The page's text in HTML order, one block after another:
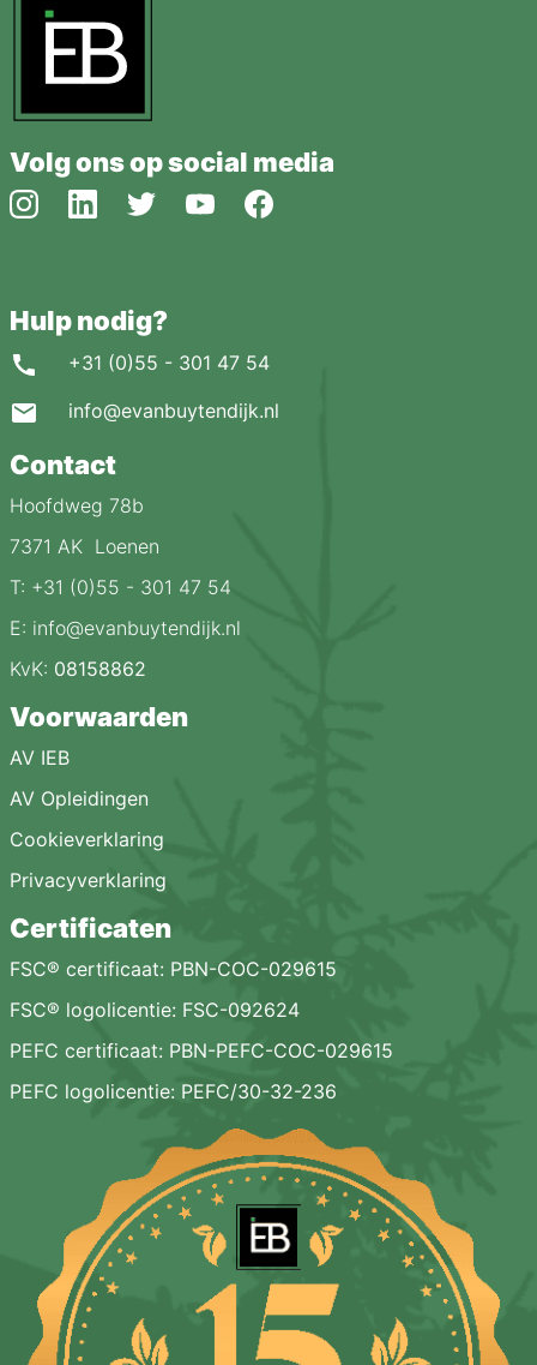
Volg ons op social media
Hulp nodig?
+31 (0)55 - 301 47 54
info@evanbuytendijk.nl
Contact
Hoofdweg 78b
7371 AK Loenen
T: +31 (0)55 - 301 47 54
E: info@evanbuytendijk.nl
KvK: 08158862
Voorwaarden
AV IEB
AV Opleidingen
Cookieverklaring
Privacyverklaring
Certificaten
FSC® certificaat: PBN-COC-029615
FSC® logolicentie: FSC-092624
PEFC certificaat: PBN-PEFC-COC-029615
PEFC logolicentie: PEFC/30-32-236